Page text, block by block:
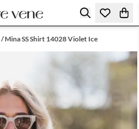
/Mina SS Shirt 14028 Violet Ice